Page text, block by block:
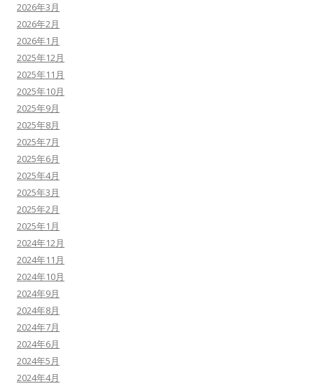
2026年3月
2026年2月
2026年1月
2025年12月
2025年11月
2025年10月
2025年9月
2025年8月
2025年7月
2025年6月
2025年4月
2025年3月
2025年2月
2025年1月
2024年12月
2024年11月
2024年10月
2024年9月
2024年8月
2024年7月
2024年6月
2024年5月
2024年4月